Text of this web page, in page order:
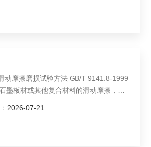
方法 GB/T 9141.8-1999
2026-07-21